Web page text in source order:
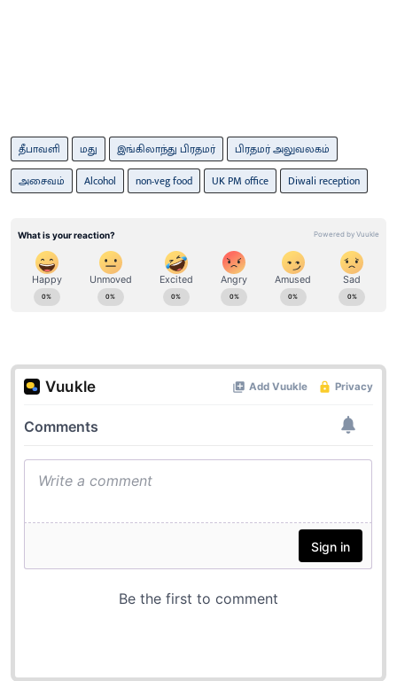
தீபாவளி மது இங்கிலாந்து பிரதமர்
பிரதமர் அலுவலகம்
அசைவம்
Alcohol non-veg food UK PM office Diwali reception